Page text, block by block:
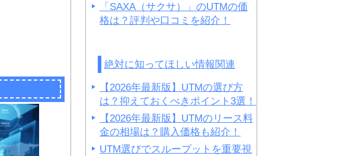
「SAXA（サクサ）」のUTMの価
格は？評判や口コミを紹介！
絶対に知ってほしい情報関連
【2026年最新版】UTMの選び方
は？抑えておくべきポイント3選！
【2026年最新版】UTMのリース料
金の相場は？購入価格も紹介！
UTM選びでスループットを重要視